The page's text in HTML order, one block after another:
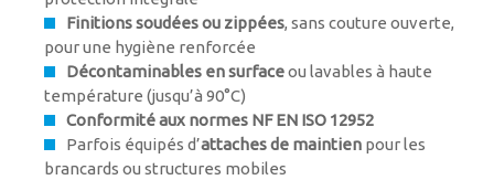
Finitions soudées ou zippées, sans couture ouverte,
pour une hygiène renforcée
Décontaminables en surfaceou lavables à haute
température (jusqu’à 90°C)
Conformité aux normes NF EN ISO 12952
Parfois équipés d’attaches de maintien pour les
brancards ou structures mobiles